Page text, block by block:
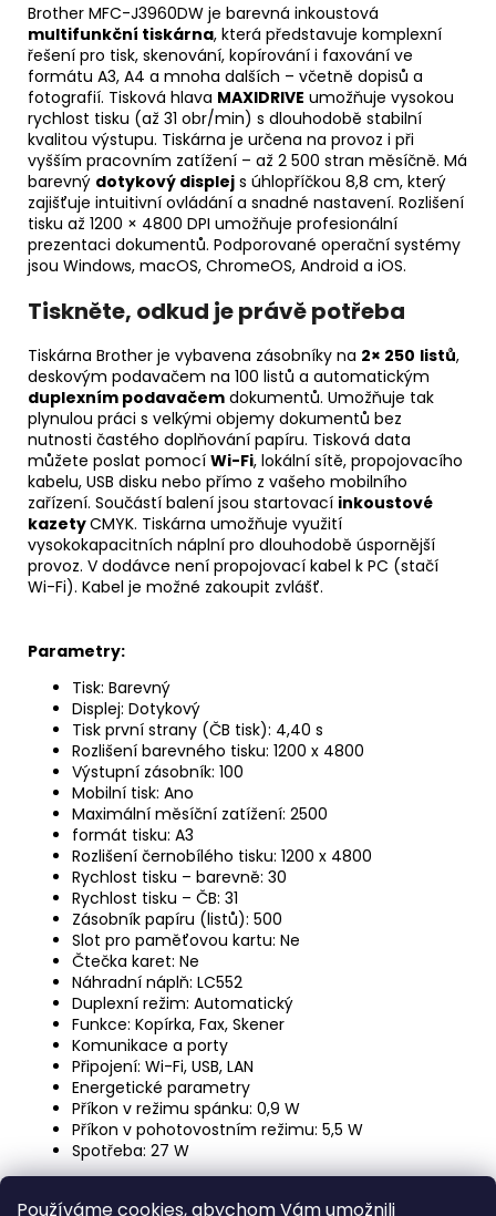
Používáme cookies, abychom Vám umožnili
Brother MFC-J3960DW je barevná inkoustová
multifunkční tiskárna, která představuje komplexní
řešení pro tisk, skenování, kopírování i faxování ve
formátu A3, A4 a mnoha dalších – včetně dopisů a
fotografií. Tisková hlava MAXIDRIVE umožňuje vysokou
rychlost tisku (až 31 obr/min) s dlouhodobě stabilní
kvalitou výstupu. Tiskárna je určena na provoz i při
vyšším pracovním zatížení – až 2 500 stran měsíčně. Má
barevný dotykový displej s úhlopříčkou 8,8 cm, který
zajišťuje intuitivní ovládání a snadné nastavení. Rozlišení
tisku až 1200 × 4800 DPI umožňuje profesionální
prezentaci dokumentů. Podporované operační systémy
jsou Windows, macOS, ChromeOS, Android a iOS.
Tiskněte, odkud je právě potřeba
Tiskárna Brother je vybavena zásobníky na 2× 250 listů,
deskovým podavačem na 100 listů a automatickým
duplexním podavačem dokumentů. Umožňuje tak
plynulou práci s velkými objemy dokumentů bez
nutnosti častého doplňování papíru. Tisková data
můžete poslat pomocí Wi-Fi, lokální sítě, propojovacího
kabelu, USB disku nebo přímo z vašeho mobilního
zařízení. Součástí balení jsou startovací inkoustové
kazetyCMYK. Tiskárna umožňuje využití
vysokokapacitních náplní pro dlouhodobě úspornější
provoz. V dodávce není propojovací kabel k PC (stačí
Wi-Fi). Kabel je možné zakoupit zvlášť.
Parametry:
Tisk: Barevný
Displej: Dotykový
Tisk první strany (ČB tisk): 4,40 s
Rozlišení barevného tisku: 1200 x 4800
Výstupní zásobník: 100
Mobilní tisk: Ano
Maximální měsíční zatížení: 2500
formát tisku: A3
Rozlišení černobílého tisku: 1200 x 4800
Rychlost tisku – barevně: 30
Rychlost tisku – ČB: 31
Zásobník papíru (listů): 500
Slot pro paměťovou kartu: Ne
Čtečka karet: Ne
Náhradní náplň: LC552
Duplexní režim: Automatický
Funkce: Kopírka, Fax, Skener
Komunikace a porty
Připojení: Wi-Fi, USB, LAN
Energetické parametry
Příkon v režimu spánku: 0,9 W
Příkon v pohotovostním režimu: 5,5 W
Spotřeba: 27 W